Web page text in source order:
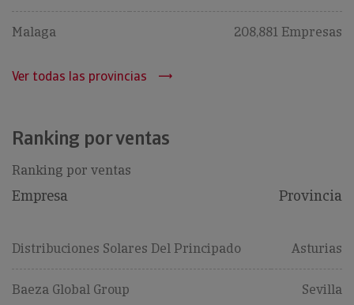
Malaga 208,881 Empresas
Ver todas las provincias
Ranking por ventas
Ranking por ventas
Empresa Provincia
Distribuciones Solares Del Principado Asturias
Baeza Global Group Sevilla